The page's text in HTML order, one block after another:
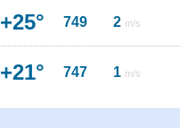
+25° 749 2 m/s
+21° 747 1 m/s